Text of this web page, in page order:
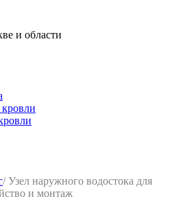
и области
/Узел наружного водостока для
и монтаж